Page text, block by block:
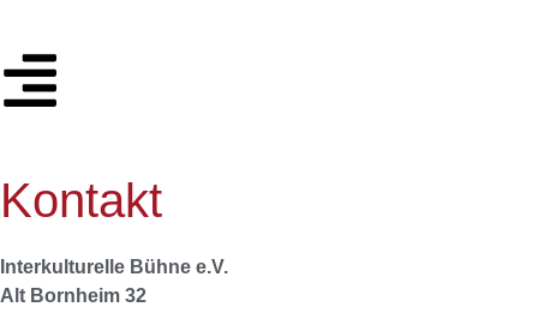
Kontakt
Interkulturelle Bühne e.V.
Alt Bornheim 32